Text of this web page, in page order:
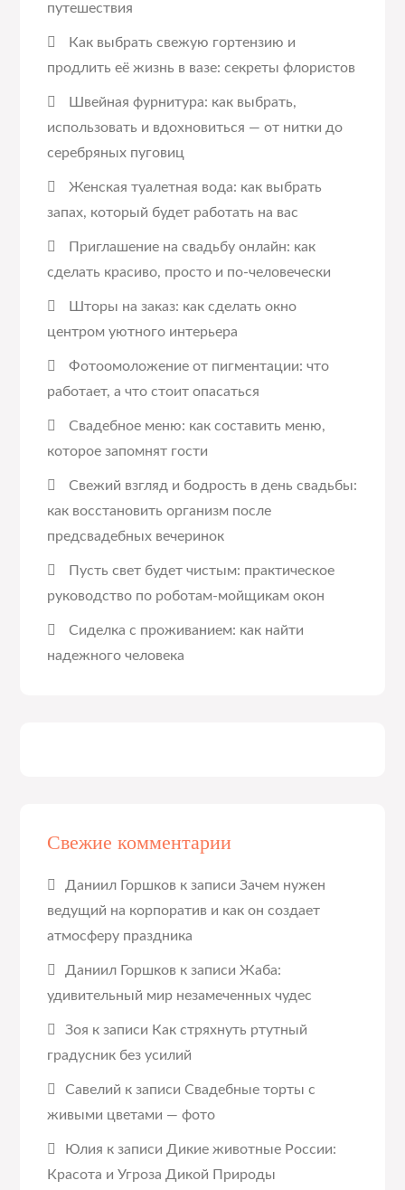
путешествия
Как выбрать свежую гортензию и
продлить её жизнь в вазе: секреты флористов
Швейная фурнитура: как выбрать,
использовать и вдохновиться — от нитки до
серебряных пуговиц
Женская туалетная вода: как выбрать
запах, который будет работать на вас
Приглашение на свадьбу онлайн: как
сделать красиво, просто и по-человечески
Шторы на заказ: как сделать окно
центром уютного интерьера
Фотоомоложение от пигментации: что
работает, а что стоит опасаться
Свадебное меню: как составить меню,
которое запомнят гости
Свежий взгляд и бодрость в день свадьбы:
как восстановить организм после
предсвадебных вечеринок
Пусть свет будет чистым: практическое
руководство по роботам-мойщикам окон
Сиделка с проживанием: как найти
надежного человека
Свежие комментарии
Даниил Горшков к записиЗачем нужен
ведущий на корпоратив и как он создает
атмосферу праздника
Даниил Горшков к записиЖаба:
удивительный мир незамеченных чудес
Зоя к записи Как стряхнуть ртутный
градусник без усилий
Савелий к записиСвадебные торты с
живыми цветами — фото
Юлия к записи Дикие животные России:
Красота и Угроза Дикой Природы